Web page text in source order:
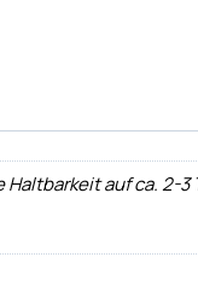
auf ca. 2-3